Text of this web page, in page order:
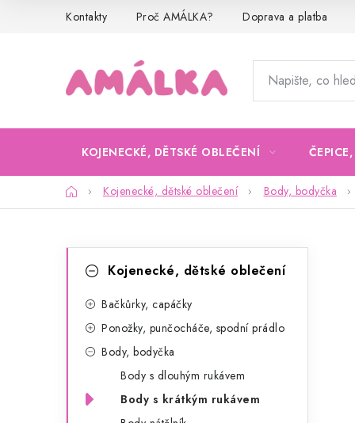
Kontakty Proč AMÁLKA? Doprava a platba
KOJENECKÉ, DĚTSKÉ OBLEČENÍ
DomůKojenecké, dětské oblečení Body, bodyčka
kategorieKojenecké, dětské oblečení
Bačkůrky, capáčky
Ponožky, punčocháče, spodní prádlo
Body, bodyčka
Body s dlouhým rukávem
Body s krátkým rukávem